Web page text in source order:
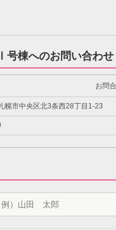
号棟へのお問い合わせ
お問
幌市中央区北3条西28丁目1-23